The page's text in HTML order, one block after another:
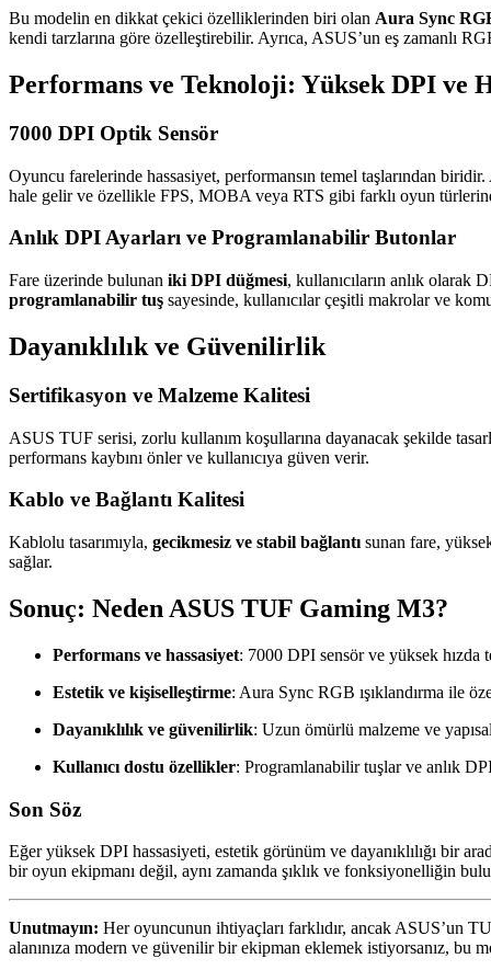
Bu modelin en dikkat çekici özelliklerinden biri olan Aura Sync
kendi tarzlarına göre özelleştirebilir. Ayrıca, ASUS’un eş zamanlı
Performans ve Teknoloji: Yüksek DPI ve
7000 DPI Optik Sensör
Oyuncu farelerinde hassasiyet, performansın temel taşlarından
hale gelir ve özellikle FPS, MOBA veya RTS gibi farklı oyun
Anlık DPI Ayarları ve Programlanabilir Butonlar
Fare üzerinde bulunan iki DPI düğmesi, kullanıcıların anlık olarak
programlanabilir tuş sayesinde, kullanıcılar çeşitli makrolar ve
Dayanıklılık ve Güvenilirlik
Sertifikasyon ve Malzeme Kalitesi
ASUS TUF serisi, zorlu kullanım koşullarına dayanacak şekilde
performans kaybını önler ve kullanıcıya güven verir.
Kablo ve Bağlantı Kalitesi
Kablolu tasarımıyla, gecikmesiz ve stabil bağlantı sunan fare,
sağlar.
Sonuç: Neden ASUS TUF Gaming M3?
Performans ve hassasiyet: 7000 DPI sensör ve yüksek hızda
Estetik ve kişiselleştirme: Aura Sync RGB ışıklandırma ile
Dayanıklılık ve güvenilirlik: Uzun ömürlü malzeme ve
Kullanıcı dostu özellikler: Programlanabilir tuşlar ve anlık
Son Söz
Eğer yüksek DPI hassasiyeti, estetik görünüm ve dayanıklılığı bir
bir oyun ekipmanı değil, aynı zamanda şıklık ve fonksiyonelliğin
Unutmayın: Her oyuncunun ihtiyaçları farklıdır, ancak ASUS’un
alanınıza modern ve güvenilir bir ekipman eklemek istiyorsanız, bu